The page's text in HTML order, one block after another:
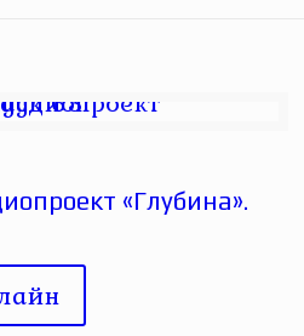
«Глубина».